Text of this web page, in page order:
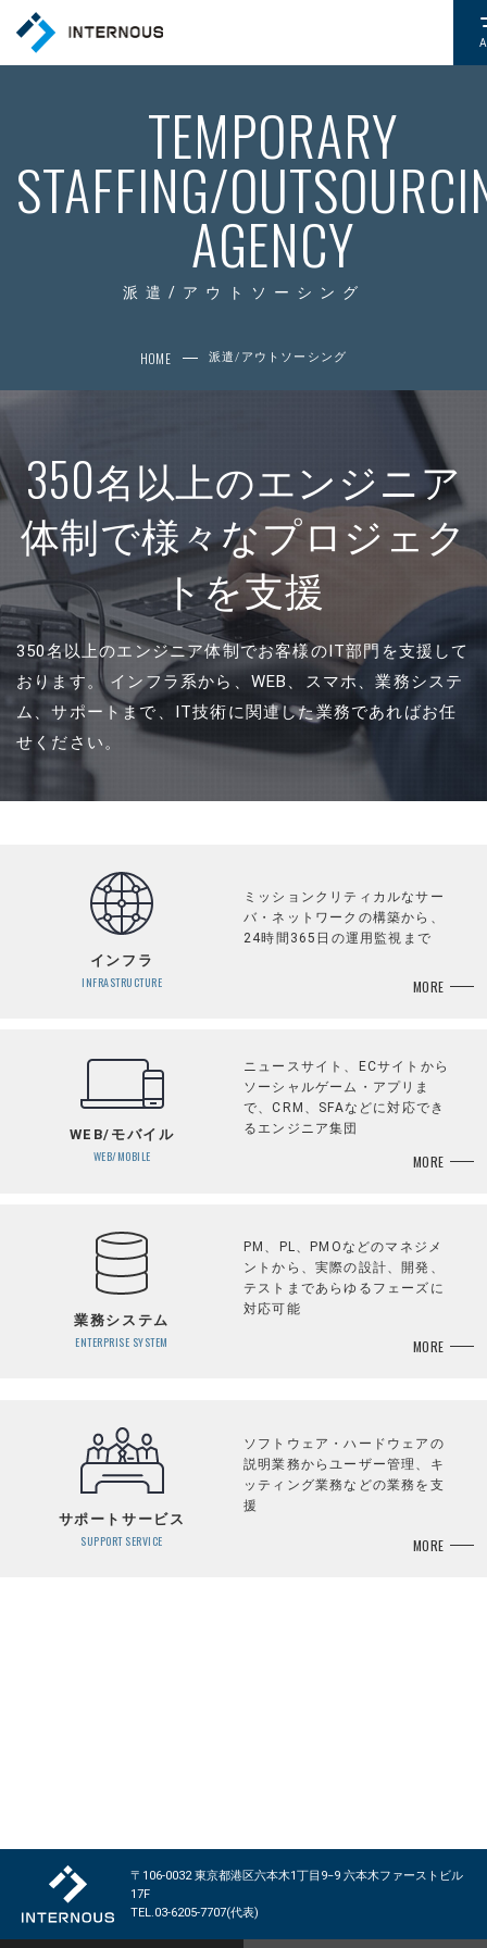
TEMPORARY
STAFFING/
AGENCY
派遣/アウトソーシング
HOME 派遣/アウトソーシング
350名以上のエンジニア
体制で様々なプロジェク
トを支援
350名以上のエンジニア体制でお客様のIT部門を支援して
おります。インフラ系から、WEB、スマホ、業務システ
ム、サポートまで、IT技術に関連した業務であればお任
せください。
インフラ
INFRASTRUCTURE
ミッションクリティカルなサー
バ・ネットワークの構築から、
24時間365日の運用監視まで
MORE
WEB/モバイル
WEB/MOBILE
ニュースサイト、ECサイトから
ソーシャルゲーム・アプリま
で、CRM、SFAなどに対応でき
るエンジニア集団
MORE
業務システム
ENTERPRISE SYSTEM
PM、PL、PMOなどのマネジメ
ントから、実際の設計、開発、
テストまであらゆるフェーズに
対応可能
MORE
サポートサービス
SUPPORT SERVICE
ソフトウェア・ハードウェアの
説明業務からユーザー管理、キ
ッティング業務などの業務を支
援
MORE
COMPANY 会社情報
お知らせ
SERVICE
RECRUIT 採用情報
PRIVACY POLICY 個人情報保護方針
CONTACT お問い合わせ
〒106-0032 東京都港区六本木1丁目9−9 六本木ファーストビル
17F
TEL.03-6205-7707(代表)